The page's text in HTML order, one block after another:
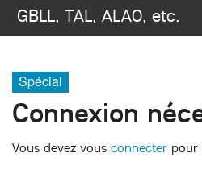
GBLL, TAL, ALAO, etc.
Rechercher
Spécial
Connexion
Vous devez vous connecter pour